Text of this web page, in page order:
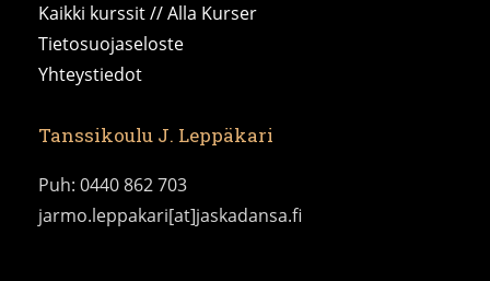
Kaikki kurssit // Alla Kurser
Tietosuojaseloste
Yhteystiedot
Tanssikoulu J. Leppäkari
Puh: 0440 862 703
jarmo.leppakari[at]jaskadansa.fi